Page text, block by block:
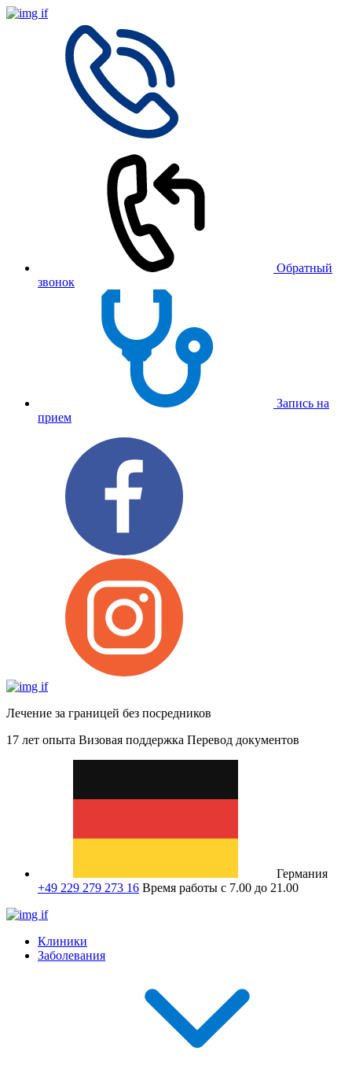
Обратный
звонок
Запись на
прием
Лечение за границей без посредников
17 лет опыта Визовая поддержка Перевод документов
Германия
+49 229 279 273 16 Время работы с 7.00 до 21.00
Клиники
Заболевания